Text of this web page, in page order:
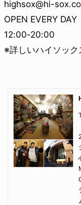
highsox@hi-
OPEN EVERY DAY
12:00-20:00
※詳しいハイソッ